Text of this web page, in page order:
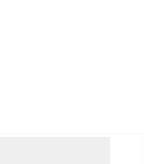
obchodu je 5 z 5 hvězdiček.